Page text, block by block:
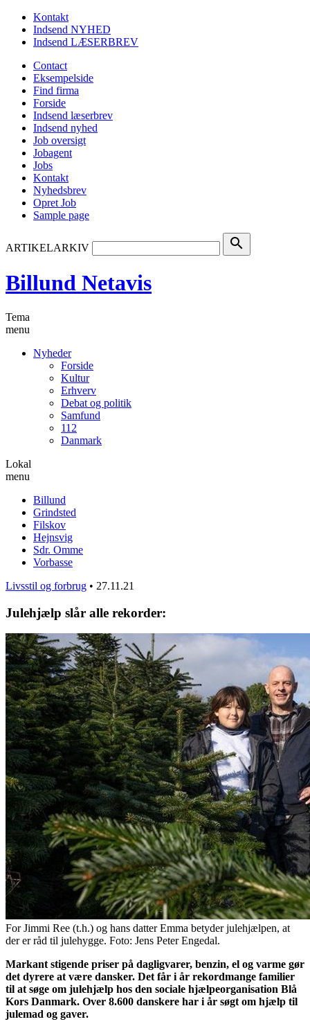
Kontakt
Indsend NYHED
Indsend LÆSERBREV
Contact
Eksempelside
Find firma
Forside
Indsend læserbrev
Indsend nyhed
Job oversigt
Jobagent
Jobs
Kontakt
Nyhedsbrev
Opret Job
Sample page
ARTIKELARKIV search
Billund Netavis
Tema
menu
Nyheder
Forside
Kultur
Erhverv
Debat og politik
Samfund
112
Danmark
Lokal
menu
Billund
Grindsted
Filskov
Hejnsvig
Sdr. Omme
Vorbasse
Livsstil og forbrug • 27.11.21
Julehjælp slår alle rekorder:
For Jimmi Ree (t.h.) og hans datter Emma betyder julehjælpen, at
der er råd til julehygge. Foto: Jens Peter Engedal.
Markant stigende priser på dagligvarer, benzin, el og varme gør
det dyrere at være dansker. Det får i år rekordmange familier
til at søge om julehjælp hos den sociale hjælpeorganisation Blå
Kors Danmark. Over 8.600 danskere har i år søgt om hjælp til
julemad og gaver.